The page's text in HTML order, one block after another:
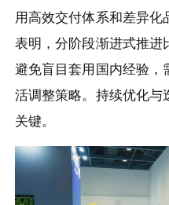
用高效交付体系和差异化
表明，分阶段渐进式推进
避免盲目套用国内经验，
活调整策略。持续优化与
关键。